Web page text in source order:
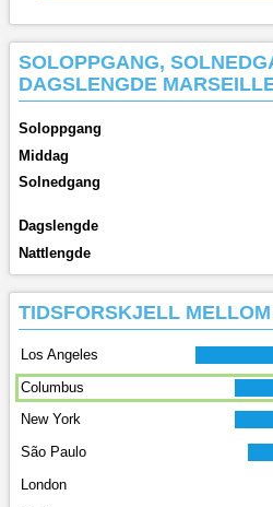
SOLOPPGANG,
DAGSLENGDE
Soloppgang
Middag
Solnedgang
Dagslengde
Nattlengde
TIDSFORSKJELL
Los Angeles
Columbus
New York
São Paulo
London